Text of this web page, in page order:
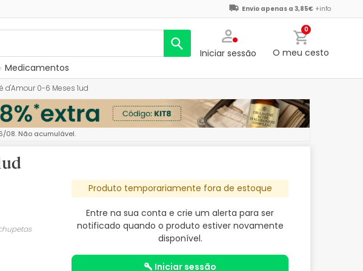
Envio apenas a 3,85€ +info
Iniciar sessão
0
O meu cesto
Medicamentos
d'Amour 0-6 Meses 1ud
08. Não acumulável.
Produto temporariamente fora de estoque
Entre na sua conta e crie um alerta para ser
notificado quando o produto estiver novamente
disponível.
iniciar sessão